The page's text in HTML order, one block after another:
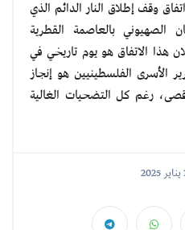
وقف إطلاق النار الدائم الذي
بالعاصمة القطرية
هذا الاتفاق هو يوم تاريخي في
الأسرى الفلسطينيين هو إنجاز
رغم كل التضحيات الغالية